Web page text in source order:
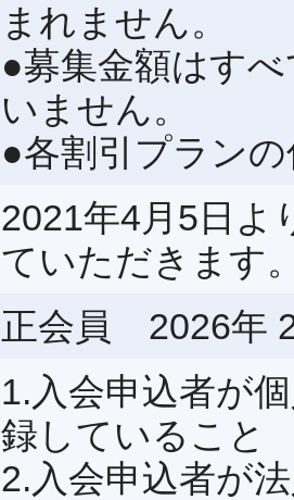
まれません。
●募集金額はす
いません。
●各割引プラン
2021年4月5日よ
ていただきます
正会員 2026年
1.入会申込者が
録していること
2.入会申込者が